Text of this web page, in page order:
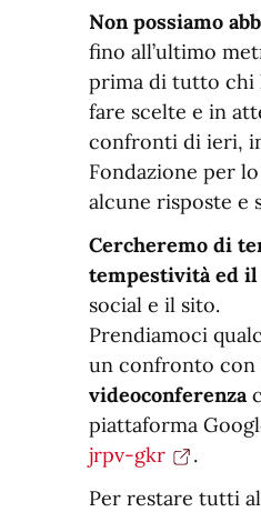
Non possiamo
fino all’ultimo
prima di tutto chi
fare scelte e in
confronti di ieri,
Fondazione per
alcune risposte e
Cercheremo di
tempestività ed il
social e il sito.
Prendiamoci
un confronto con
videoconferenza
piattaforma
jrpv-gkr
.
Per restare tutti